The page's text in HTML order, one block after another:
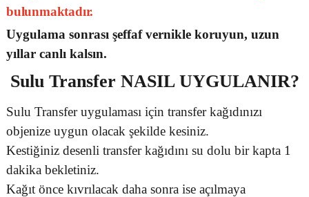
bulunmaktadır.
Uygulama sonrası şeffaf vernikle koruyun, uzun
yıllar canlı kalsın.
Sulu Transfer NASIL UYGULANIR?
Sulu Transfer uygulaması için transfer kağıdınızı
objenize uygun olacak şekilde kesiniz.
Kestiğiniz desenli transfer kağıdını su dolu bir kapta 1
dakika bekletiniz.
Kağıt önce kıvrılacak daha sonra ise açılmaya